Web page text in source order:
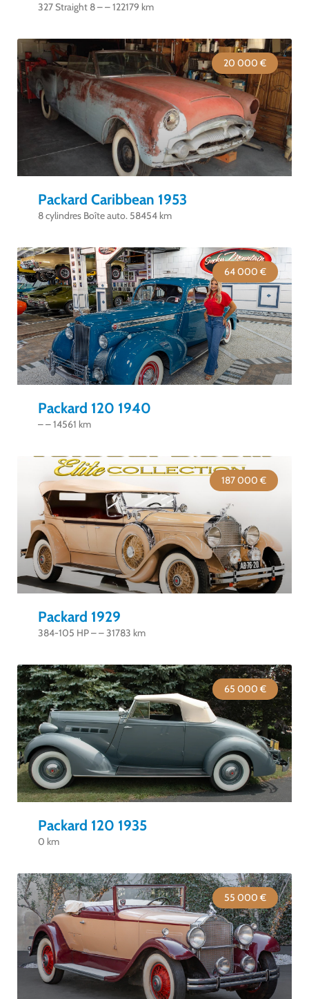
327 Straight 8 – – 122179 km
20 000 €
Packard Caribbean 1953
8 cylindres Boîte auto. 58454 km
64 000 €
Packard 120 1940
– – 14561 km
187 000 €
Packard 1929
384-105 HP – – 31783 km
65 000 €
Packard 120 1935
0 km
55 000 €